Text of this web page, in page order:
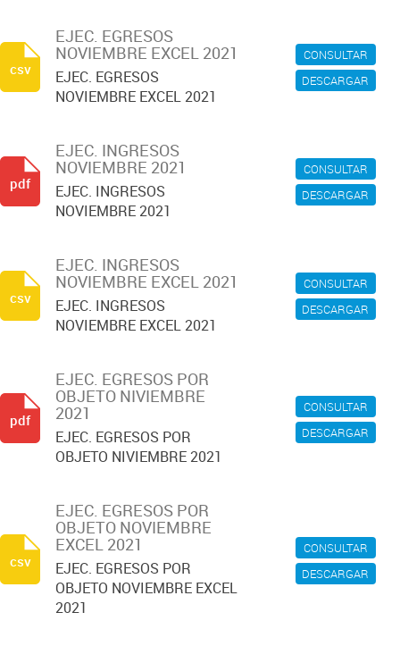
CONSULTAR
DESCARGAR
EJEC. EGRESOS
NOVIEMBRE EXCEL 2021
EJEC. EGRESOS
NOVIEMBRE EXCEL 2021
csv
CONSULTAR
DESCARGAR
EJEC. INGRESOS
NOVIEMBRE 2021
EJEC. INGRESOS
NOVIEMBRE 2021
pdf
CONSULTAR
DESCARGAR
EJEC. INGRESOS
NOVIEMBRE EXCEL 2021
EJEC. INGRESOS
NOVIEMBRE EXCEL 2021
csv
CONSULTAR
DESCARGAR
EJEC. EGRESOS POR
OBJETO NIVIEMBRE
2021
EJEC. EGRESOS POR
OBJETO NIVIEMBRE 2021
pdf
CONSULTAR
DESCARGAR
EJEC. EGRESOS POR
OBJETO NOVIEMBRE
EXCEL 2021
EJEC. EGRESOS POR
OBJETO NOVIEMBRE EXCEL
2021
csv